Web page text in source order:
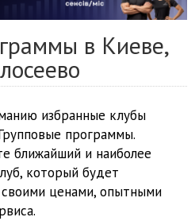
в Киеве,
избранные клубы
программы.
ближайший и наиболее
который будет
ценами, опытными